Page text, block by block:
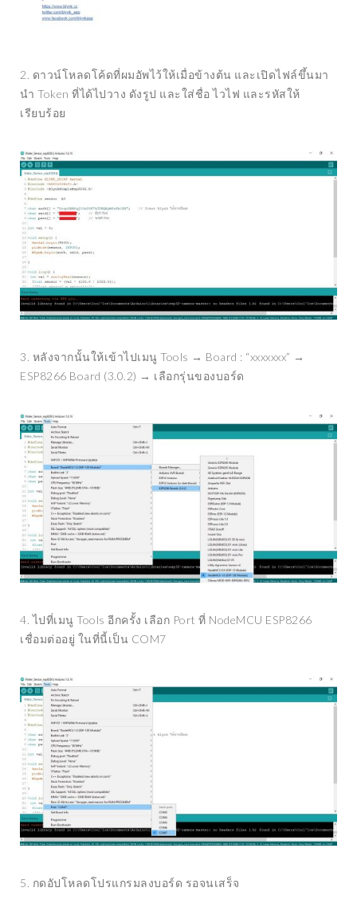
2. ดาวน์โหลดโค้ดที่ผมอัพไว้ให้เมื่อข้างต้น และเปิดไฟล์ขึ้นมา
นำ Token ที่ได้ไปวาง ดังรูป และใส่ชื่อ ไวไฟ และรหัสให้
เรียบร้อย
3. หลังจากนั้นให้เข้าไปเมนู Tools → Board : “xxxxxxx” →
ESP8266 Board (3.0.2) → เลือกรุ่นของบอร์ด
4. ไปที่เมนู Tools อีกครั้ง เลือก Port ที่ NodeMCU ESP8266
เชื่อมต่ออยู่ ในที่นี้เป็น COM7
5. กดอัปโหลดโปรแกรมลงบอร์ด รอจนเสร็จ